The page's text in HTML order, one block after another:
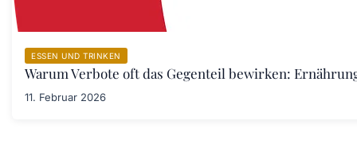
ESSEN UND TRINKEN
Warum Verbote oft das Gegenteil bewirken:
11. Februar 2026